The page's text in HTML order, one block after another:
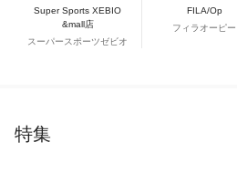
Super Sports XEBIO
&mall店
スーパースポーツゼビオ
FILA/Op
フィラオーピー
特集